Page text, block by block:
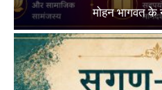
मोहन भागवत के